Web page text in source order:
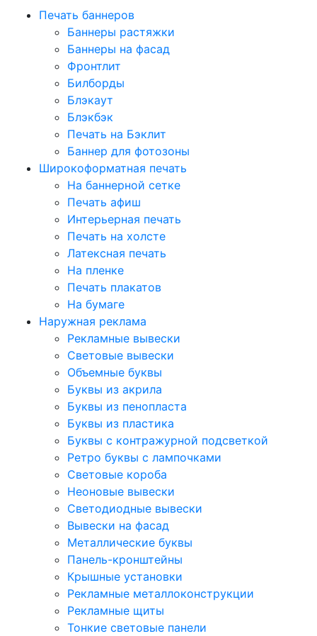
Печать баннеров
Баннеры растяжки
Баннеры на фасад
Фронтлит
Билборды
Блэкаут
Блэкбэк
Печать на Бэклит
Баннер для фотозоны
Широкоформатная печать
На баннерной сетке
Печать афиш
Интерьерная печать
Печать на холсте
Латексная печать
На пленке
Печать плакатов
На бумаге
Наружная реклама
Рекламные вывески
Световые вывески
Объемные буквы
Буквы из акрила
Буквы из пенопласта
Буквы из пластика
Буквы с контражурной подсветкой
Ретро буквы с лампочками
Световые короба
Неоновые вывески
Светодиодные вывески
Вывески на фасад
Металлические буквы
Панель-кронштейны
Крышные установки
Рекламные металлоконструкции
Рекламные щиты
Тонкие световые панели